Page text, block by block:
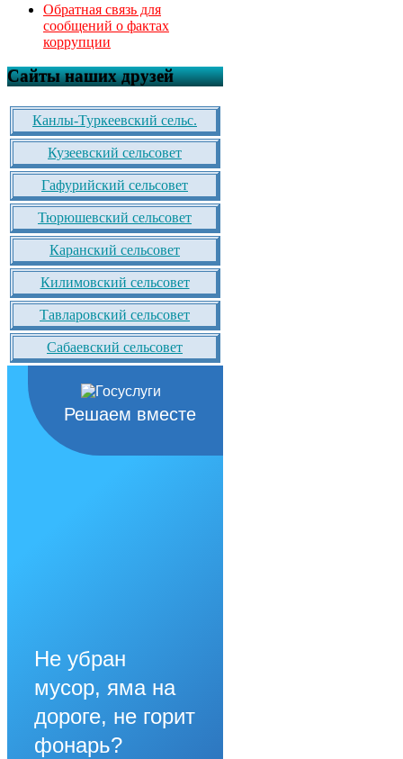
Обратная связь для
сообщений о фактах
коррупции
Сайты наших друзей
Канлы-Туркеевский сельс.
Кузеевский сельсовет
Гафурийский сельсовет
Тюрюшевский сельсовет
Каранский сельсовет
Килимовский сельсовет
Тавларовский сельсовет
Сабаевский сельсовет
Решаем вместе
Не убран
мусор, яма на
дороге, не горит
фонарь?